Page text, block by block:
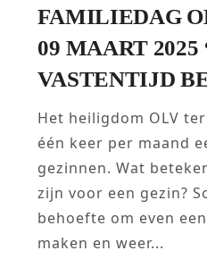
FAMILIEDAG
09 MAART 2025
VASTENTIJD
Het heiligdom OLV
één keer per maand
gezinnen. Wat
zijn voor een gezin?
behoefte om even
maken en weer...